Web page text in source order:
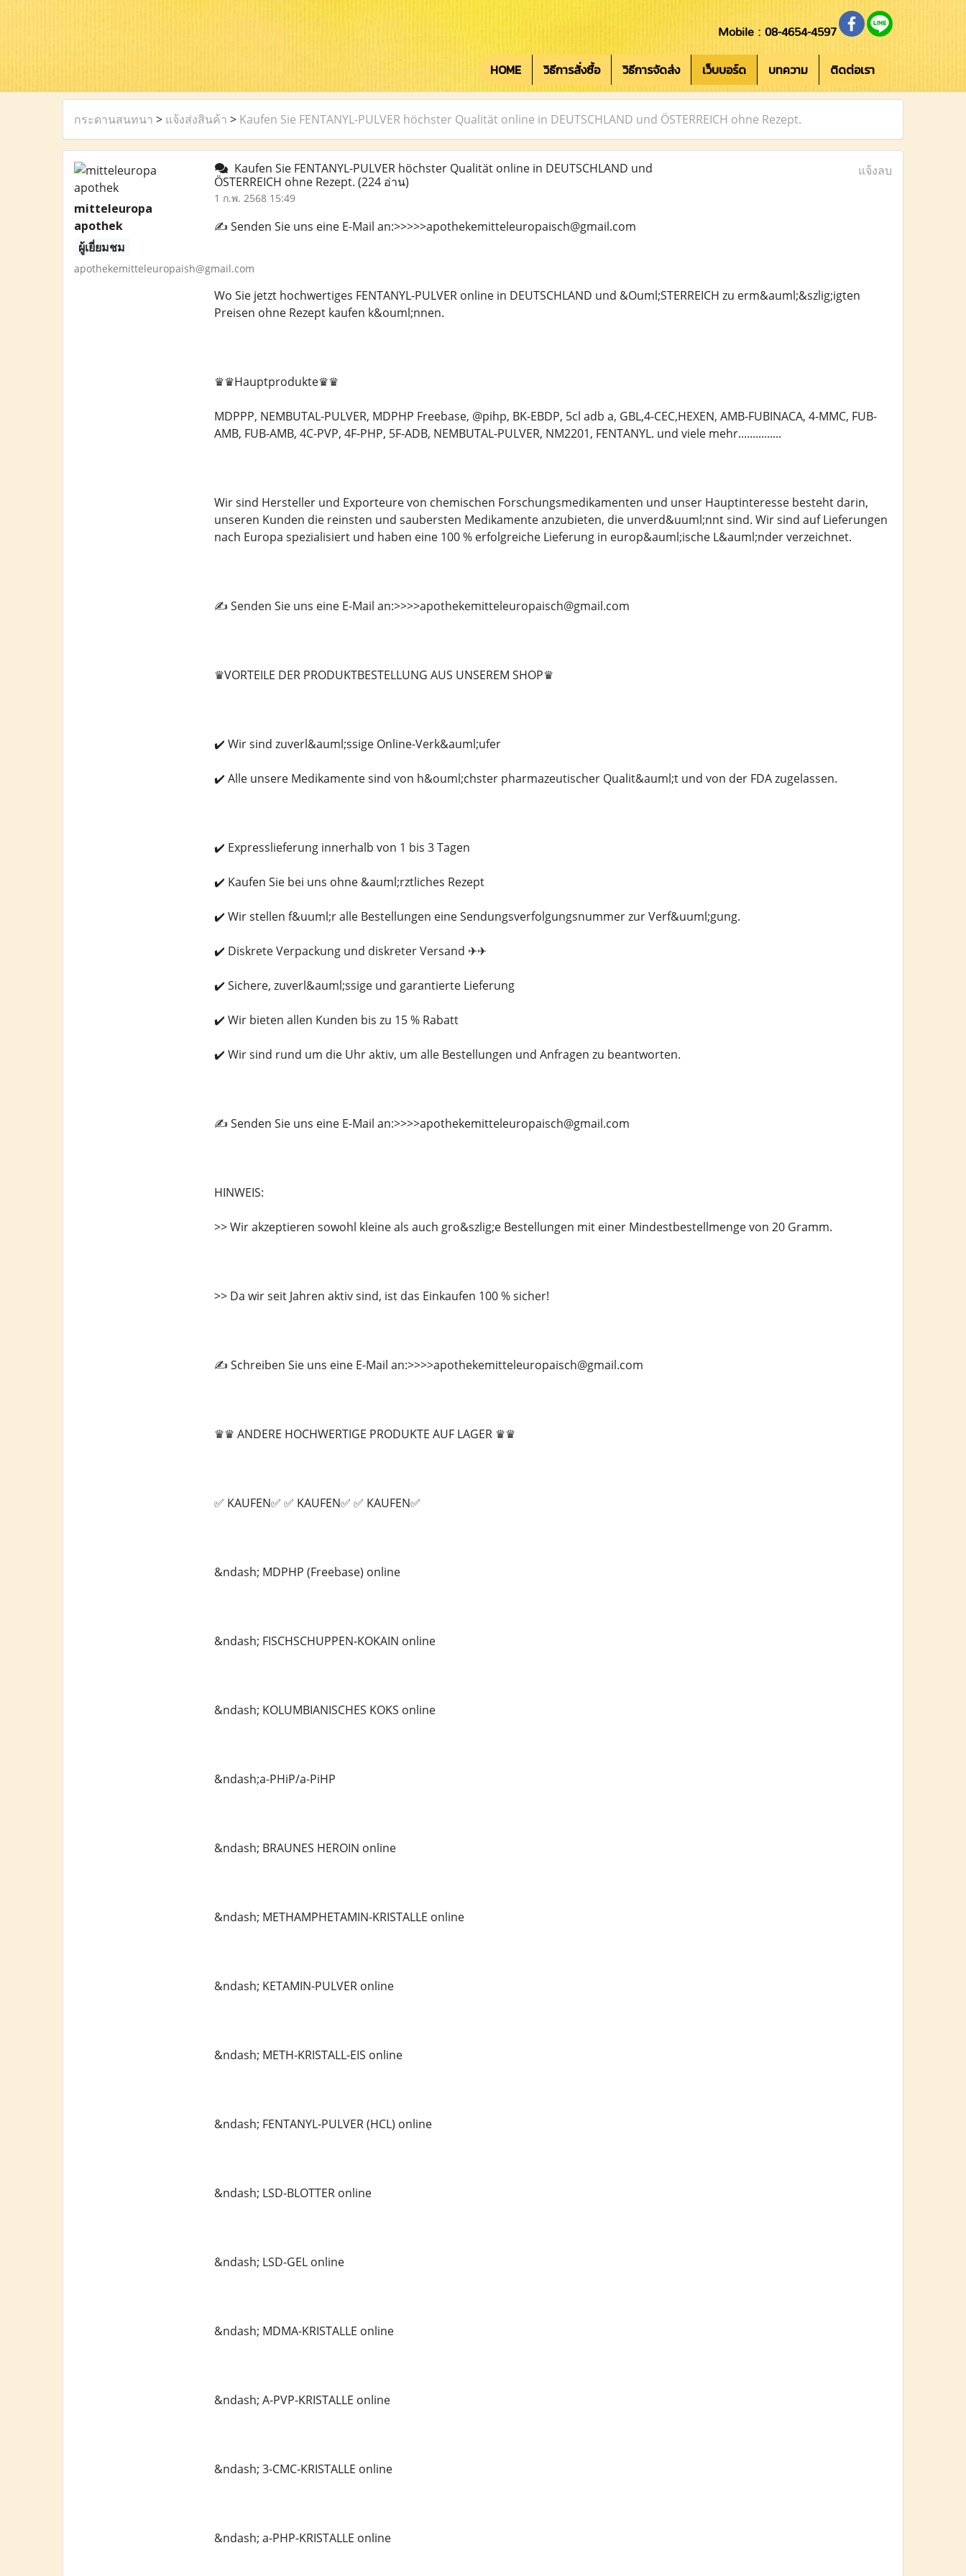
Mobile : 08-4654-4597
HOME วิธีการสั่งซื้อ วิธีการจัดส่ง เว็บบอร์ด บทความ ติดต่อเรา
กระดานสนทนา > แจ้งส่งสินค้า > Kaufen Sie FENTANYL-PULVER höchster Qualität online in DEUTSCHLAND und ÖSTERREICH ohne Rezept.
mitteleuropa
apothek
ผู้เยี่ยมชม
apothekemitteleuropaish@gmail.com
Kaufen Sie FENTANYL-PULVER höchster Qualität online in DEUTSCHLAND und
ÖSTERREICH ohne Rezept. (224 อ่าน)
1 ก.พ. 2568 15:49
แจ้งลบ
✍️ Senden Sie uns eine E-Mail an:>>>>>apothekemitteleuropaisch@gmail.com
Wo Sie jetzt hochwertiges FENTANYL-PULVER online in DEUTSCHLAND und &Ouml;STERREICH zu erm&auml;&szlig;igten
Preisen ohne Rezept kaufen k&ouml;nnen.
♛♛Hauptprodukte♛♛
MDPPP, NEMBUTAL-PULVER, MDPHP Freebase, @pihp, BK-EBDP, 5cl adb a, GBL,4-CEC,HEXEN, AMB-FUBINACA, 4-MMC, FUB-
AMB, FUB-AMB, 4C-PVP, 4F-PHP, 5F-ADB, NEMBUTAL-PULVER, NM2201, FENTANYL. und viele mehr...............
Wir sind Hersteller und Exporteure von chemischen Forschungsmedikamenten und unser Hauptinteresse besteht darin,
unseren Kunden die reinsten und saubersten Medikamente anzubieten, die unverd&uuml;nnt sind. Wir sind auf Lieferungen
nach Europa spezialisiert und haben eine 100 % erfolgreiche Lieferung in europ&auml;ische L&auml;nder verzeichnet.
✍️ Senden Sie uns eine E-Mail an:>>>>apothekemitteleuropaisch@gmail.com
♛VORTEILE DER PRODUKTBESTELLUNG AUS UNSEREM SHOP♛
✔️ Wir sind zuverl&auml;ssige Online-Verk&auml;ufer
✔️ Alle unsere Medikamente sind von h&ouml;chster pharmazeutischer Qualit&auml;t und von der FDA zugelassen.
✔️ Expresslieferung innerhalb von 1 bis 3 Tagen
✔️ Kaufen Sie bei uns ohne &auml;rztliches Rezept
✔️ Wir stellen f&uuml;r alle Bestellungen eine Sendungsverfolgungsnummer zur Verf&uuml;gung.
✔️ Diskrete Verpackung und diskreter Versand ✈✈
✔️ Sichere, zuverl&auml;ssige und garantierte Lieferung
✔️ Wir bieten allen Kunden bis zu 15 % Rabatt
✔️ Wir sind rund um die Uhr aktiv, um alle Bestellungen und Anfragen zu beantworten.
✍️ Senden Sie uns eine E-Mail an:>>>>apothekemitteleuropaisch@gmail.com
HINWEIS:
>> Wir akzeptieren sowohl kleine als auch gro&szlig;e Bestellungen mit einer Mindestbestellmenge von 20 Gramm.
>> Da wir seit Jahren aktiv sind, ist das Einkaufen 100 % sicher!
✍️ Schreiben Sie uns eine E-Mail an:>>>>apothekemitteleuropaisch@gmail.com
♛♛ ANDERE HOCHWERTIGE PRODUKTE AUF LAGER ♛♛
✅ KAUFEN✅ ✅ KAUFEN✅ ✅ KAUFEN✅
&ndash; MDPHP (Freebase) online
&ndash; FISCHSCHUPPEN-KOKAIN online
&ndash; KOLUMBIANISCHES KOKS online
&ndash;a-PHiP/a-PiHP
&ndash; BRAUNES HEROIN online
&ndash; METHAMPHETAMIN-KRISTALLE online
&ndash; KETAMIN-PULVER online
&ndash; METH-KRISTALL-EIS online
&ndash; FENTANYL-PULVER (HCL) online
&ndash; LSD-BLOTTER online
&ndash; LSD-GEL online
&ndash; MDMA-KRISTALLE online
&ndash; A-PVP-KRISTALLE online
&ndash; 3-CMC-KRISTALLE online
&ndash; a-PHP-KRISTALLE online